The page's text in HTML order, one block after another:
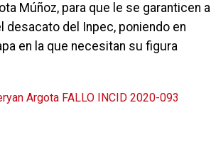
Múñoz, para que le se garanticen a
desacato del Inpec, poniendo en
en la que necesitan su figura
Argota FALLO INCID 2020-093